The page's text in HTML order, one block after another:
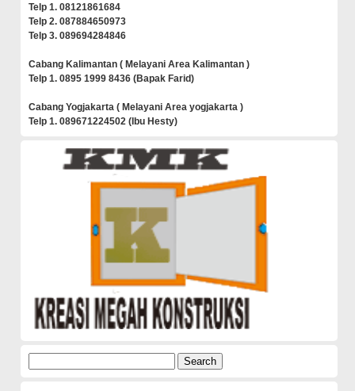
Telp 1. 08121861684
Telp 2. 087884650973
Telp 3. 089694284846
Cabang Kalimantan ( Melayani Area Kalimantan )
Telp 1. 0895 1999 8436 (Bapak Farid)
Cabang Yogjakarta ( Melayani Area yogjakarta )
Telp 1. 089671224502 (Ibu Hesty)
for: